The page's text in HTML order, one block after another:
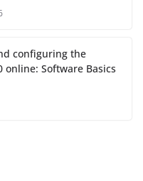
configuring the
online: Software Basics